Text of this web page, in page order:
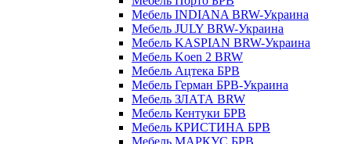
Мебель INDIANA BRW-Украина
Мебель JULY BRW-Украина
Мебель KASPIAN BRW-Украина
Мебель Koen 2 BRW
Мебель Ацтека БРВ
Мебель Герман БРВ-Украина
Мебель ЗЛАТА BRW
Мебель Кентуки БРВ
Мебель КРИСТИНА БРВ
Мебель МАРКУС БРВ